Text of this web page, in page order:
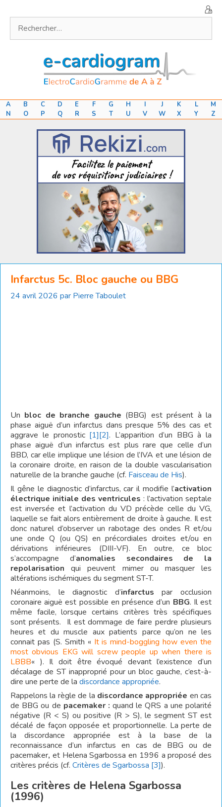
contenu
A B C D E F G H I J K L
M
N
O P Q R S T U V W X Y Z
Infarctus 5c. Bloc gauche ou BBG
24 avril 2026 par Pierre Taboulet
Un bloc de branche gauche (BBG) est présent à la
phase aiguë d’un infarctus dans presque 5% des cas et
aggrave le pronostic [1][2]. L’apparition d’un BBG à la
phase aiguë d’un infarctus est plus rare que celle d’un
BBD, car elle implique une lésion de l’IVA et une lésion de
la coronaire droite, en raison de la double vascularisation
naturelle de la branche gauche (cf. Faisceau de His).
Il gêne le diagnostic d’infarctus, car il modifie l’activation
électrique initiale des ventricules : l’activation septale
est inversée et l’activation du VD précède celle du VG,
laquelle se fait alors entièrement de droite à gauche. Il est
donc naturel d’observer un rabotage des ondes R et/ou
une onde Q (ou QS) en précordiales droites et/ou en
dérivations inférieures (DIII-VF). En outre, ce bloc
s’accompagne d’anomalies secondaires de la
repolarisation qui peuvent mimer ou masquer les
altérations ischémiques du segment ST-T.
Néanmoins, le diagnostic d’infarctus par occlusion
coronaire aiguë est possible en présence d’un BBG. Il est
même facile, lorsque certains critères très spécifiques
sont présents. Il est dommage de faire perdre plusieurs
heures et du muscle aux patients parce qu’on ne les
connait pas (S. Smith « It is mind-boggling how even the
most obvious EKG will screw people up when there is
LBBB« ). Il doit être évoqué devant l’existence d’un
décalage de ST inapproprié pour un bloc gauche, c’est-à-
dire une perte de la discordance appropriée.
Rappelons la règle de la discordance appropriée en cas
de BBG ou de pacemaker : quand le QRS a une polarité
négative (R < S) ou positive (R > S), le segment ST est
décalé de façon opposée et proportionnelle. La perte de
la discordance appropriée est à la base de la
reconnaissance d’un infarctus en cas de BBG ou de
pacemaker, et Helena Sgarbossa en 1996 a proposé des
critères précis (cf. Critères de Sgarbossa [3]).
Les critères de Helena Sgarbossa
(1996)